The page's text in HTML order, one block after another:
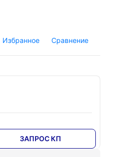
Избранное Сравнение
ЗАПРОС КП